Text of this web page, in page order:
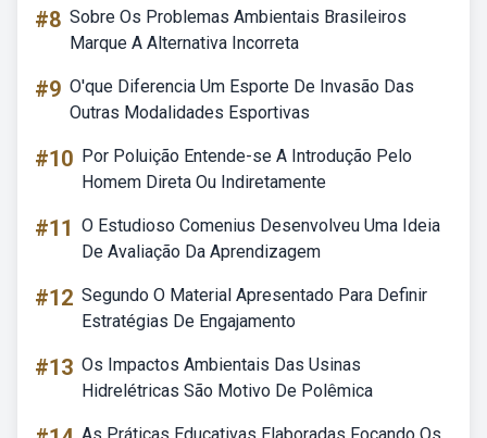
#8 Sobre Os Problemas Ambientais Brasileiros
Marque A Alternativa Incorreta
#9 O'que Diferencia Um Esporte De Invasão Das
Outras Modalidades Esportivas
#10 Por Poluição Entende-se A Introdução Pelo
Homem Direta Ou Indiretamente
#11 O Estudioso Comenius Desenvolveu Uma Ideia
De Avaliação Da Aprendizagem
#12 Segundo O Material Apresentado Para Definir
Estratégias De Engajamento
#13 Os Impactos Ambientais Das Usinas
Hidrelétricas São Motivo De Polêmica